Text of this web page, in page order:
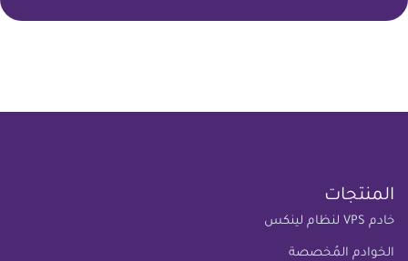
المنتجات
خادم VPS لنظام لينكس
الخوادم المُخصصة